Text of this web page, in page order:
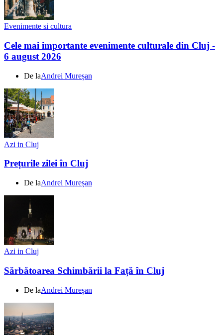
Evenimente si cultura
Cele mai importante evenimente culturale din Cluj -
6 august 2026
De laAndrei Mureșan
Azi in Cluj
Prețurile zilei în Cluj
De laAndrei Mureșan
Azi in Cluj
Sărbătoarea Schimbării la Față în Cluj
De laAndrei Mureșan